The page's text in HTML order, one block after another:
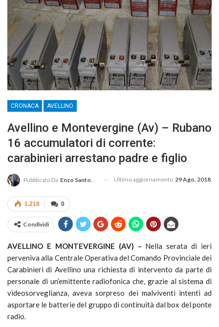
CRONACA AVELLINO
Avellino e Montevergine (Av) – Rubano
16 accumulatori di corrente:
carabinieri arrestano padre e figlio
Pubblicato Da Enzo Santoro Ultimo aggiornamento 29 Ago, 2018
0
1.218
Condividi
AVELLINO E MONTEVERGINE (AV) – Nella serata di ieri
perveniva alla Centrale Operativa del Comando Provinciale dei
Carabinieri di Avellino una richiesta di intervento da parte di
personale di un’emittente radiofonica che, grazie al sistema di
videosorveglianza, aveva sorpreso dei malviventi intenti ad
asportare le batterie del gruppo di continuità dal box del ponte
radio.